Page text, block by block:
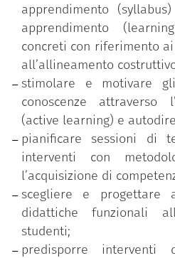
Progettazione della
Costruzione di un
Metodologie e
Team based learning;
Micro-teaching e
Tecnologie e ambienti
Valutazione didattica;
Assessment of/for
Prove oggettive e
apprendimento
apprendimento
concreti con riferimento
all’allineamento
stimolare e motivare
conoscenze attraverso
(active learning) e
pianificare sessioni di
interventi con
l’acquisizione di
scegliere e progettare
didattiche funzionali
studenti;
predisporre interventi